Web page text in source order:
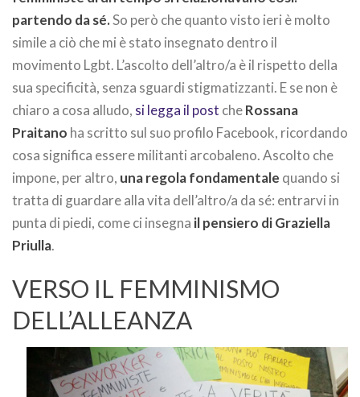
partendo da sé.So però che quanto visto ieri è molto
simile a ciò che mi è stato insegnato dentro il
movimento Lgbt. L’ascolto dell’altro/a è il rispetto della
sua specificità, senza sguardi stigmatizzanti. E se non è
chiaro a cosa alludo, si legga il post cheRossana
Praitano ha scritto sul suo profilo Facebook, ricordando
cosa significa essere militanti arcobaleno. Ascolto che
impone, per altro, una regola fondamentale quando si
tratta di guardare alla vita dell’altro/a da sé: entrarvi in
punta di piedi, come ci insegna il pensiero di Graziella
Priulla.
VERSO IL FEMMINISMO
DELL’ALLEANZA